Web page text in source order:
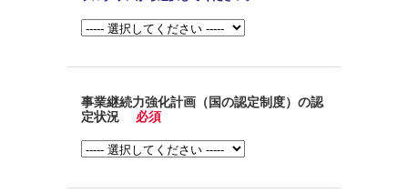
事業継続力強化計画（国の認定制度）の認
定状況
必須